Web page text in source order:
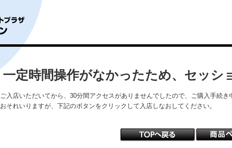
一定時間操作がなかったため、セッシ
ご入店いただいてから、30分間アクセスがありませんでしたので、ご購入手続き
おそれいりますが、下記のボタンをクリックして入店しなおしてください。